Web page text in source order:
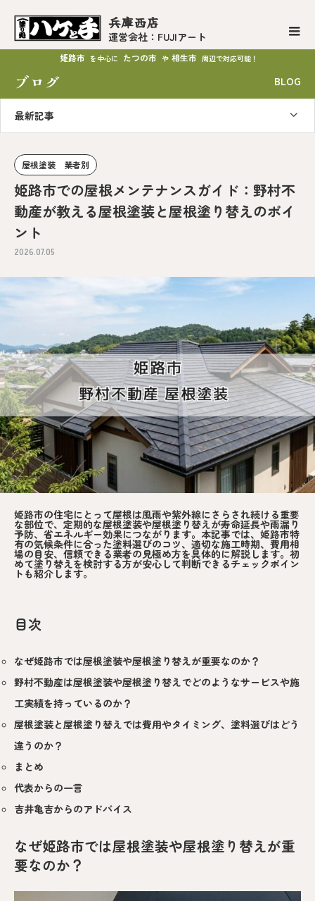
兵庫西店
運営会社：FUJIアート
姫路市 を中心に たつの市 や 相生市 周辺で対応可能！
ブログ BLOG
最新記事
屋根塗装 業者別
姫路市での屋根メンテナンスガイド：野村不
動産が教える屋根塗装と屋根塗り替えのポイ
ント
2026.07.05
姫路市の住宅にとって屋根は風雨や紫外線にさらされ続ける重要
な部位で、定期的な屋根塗装や屋根塗り替えが寿命延長や雨漏り
予防、省エネルギー効果につながります。本記事では、姫路市特
有の気候条件に合った塗料選びのコツ、適切な施工時期、費用相
場の目安、信頼できる業者の見極め方を具体的に解説します。初
めて塗り替えを検討する方が安心して判断できるチェックポイン
トも紹介します。
目次
なぜ姫路市では屋根塗装や屋根塗り替えが重要なのか？
野村不動産は屋根塗装や屋根塗り替えでどのようなサービスや施
工実績を持っているのか？
屋根塗装と屋根塗り替えでは費用やタイミング、塗料選びはどう
違うのか？
まとめ
代表からの一言
吉井亀吉からのアドバイス
なぜ姫路市では屋根塗装や屋根塗り替えが重
要なのか？